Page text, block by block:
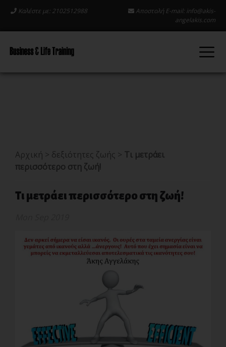
Καλέστε με: 2102512988 Αποστολή E-mail: info@akis-
angelakis.com
Αρχική > δεξιότητες ζωής > Τι μετράει
περισσότερο στη ζωή!
Τι μετράει περισσότερο στη ζωή!